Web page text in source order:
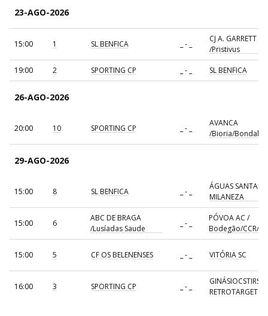
23-AGO-2026
15:00 1 SL BENFICA _ - _
CJ A. GARRETT
/Pristivus
19:00 2 SPORTING CP _ - _ SL BENFICA
26-AGO-2026
20:00 10 SPORTING CP _ - _
AVANCA
/Bioria/Bondalti
29-AGO-2026
15:00 8 SL BENFICA _ - _
ÁGUAS SANTAS
MILANEZA
15:00 6
ABC DE BRAGA
/Lusíadas Saude
_ - _
PÓVOA AC /
Bodegão/CCR/
15:00 5 CF OS BELENENSES _ - _ VITÓRIA SC
16:00 3 SPORTING CP _ - _
RETROTARGET